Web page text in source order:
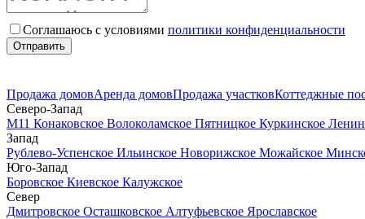
Соглашаюсь с условиями политики конфиденциальности
Отправить
Продажа домовАренда домовПродажа участковКоттеджные
Северо-Запад
М11 Конаковское Волоколамское Пятницкое Куркинское
Запад
Рублево-Успенское Ильинское Новорижское Можайское
Юго-Запад
Боровское Киевское Калужское
Север
Дмитровское Осташковское Алтуфьевское Ярославское